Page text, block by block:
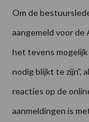
Om de
aangemeld voor de
het tevens
nodig blijkt te zijn”,
reacties op de
aanmeldingen is